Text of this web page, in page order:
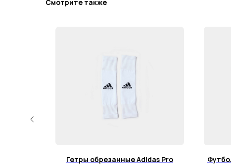
Смотрите также
Гетры обрезанные Adidas Pro